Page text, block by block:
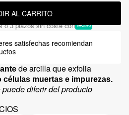
AL CARRITO
o 3 plazos sin coste con
satisfechas recomiendan
de arcilla que exfolia
células muertas e impurezas.
diferir del producto